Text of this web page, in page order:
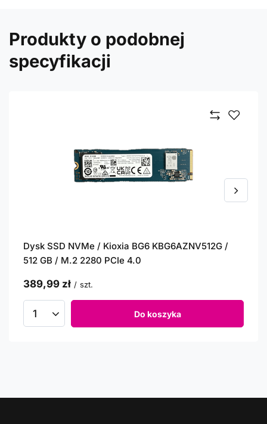
Produkty o podobnej
specyfikacji
Dysk SSD NVMe / Kioxia BG6 KBG6AZNV512G /
512 GB / M.2 2280 PCIe 4.0
389,99 zł / szt.
Do koszyka